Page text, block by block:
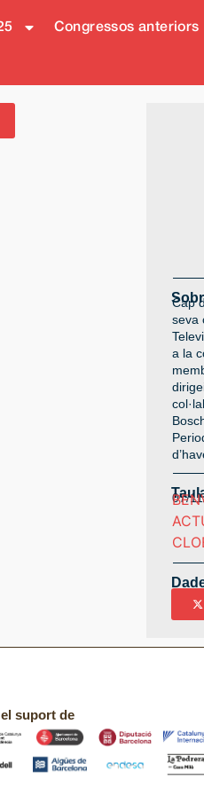
Congressos anteriors
Cap
seva
a la
07/
suport de